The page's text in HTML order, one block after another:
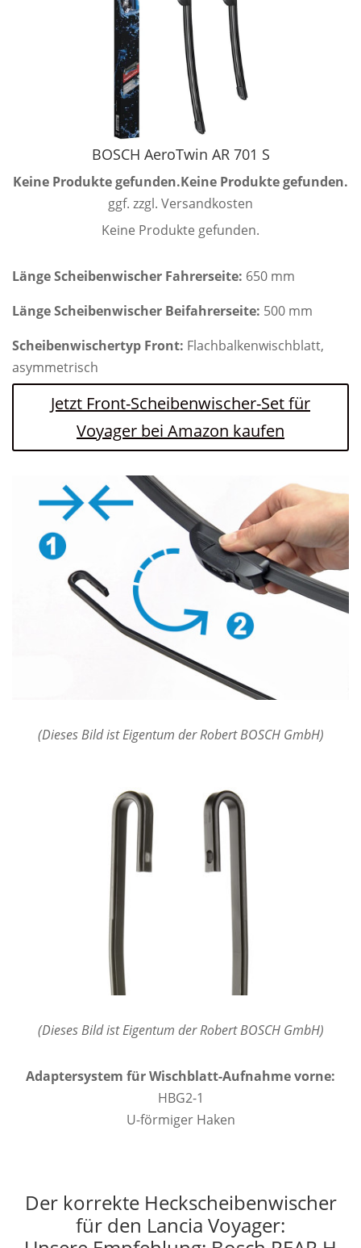
BOSCH AeroTwin AR 701 S
Keine Produkte gefunden.Keine Produkte gefunden.
ggf. zzgl. Versandkosten
Keine Produkte gefunden.
Länge Scheibenwischer Fahrerseite: 650 mm
Länge Scheibenwischer Beifahrerseite: 500 mm
Scheibenwischertyp Front: Flachbalkenwischblatt,
asymmetrisch
Jetzt Front-Scheibenwischer-Set für
Voyager bei Amazon kaufen
(Dieses Bild ist Eigentum der Robert BOSCH GmbH)
(Dieses Bild ist Eigentum der Robert BOSCH GmbH)
Adaptersystem für Wischblatt-Aufnahme vorne:
HBG2-1
U-förmiger Haken
Der korrekte Heckscheibenwischer
für den Lancia Voyager: